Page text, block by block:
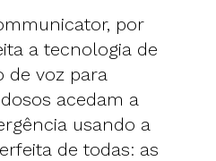
por
a tecnologia de
de voz para
acedam a
usando a
de todas: as